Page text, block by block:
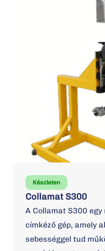
Collamat S300
Készleten
A Collamat S300
címkéző gép, amely
sebességgel tud